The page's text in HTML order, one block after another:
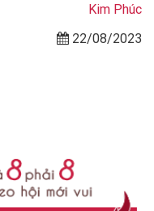
Kim Phúc
22/08/2023